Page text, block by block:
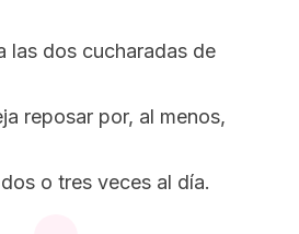
las dos cucharadas de
reposar por, al menos,
o tres veces al día.